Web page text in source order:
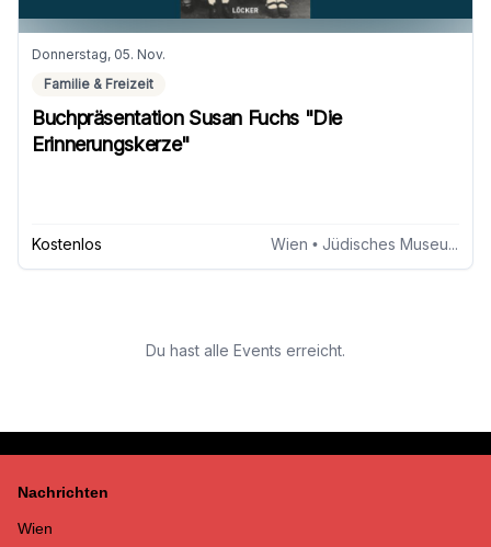
Donnerstag, 05. Nov.
Familie & Freizeit
Buchpräsentation Susan Fuchs "Die
Erinnerungskerze"
Kostenlos Wien • Jüdisches Museum Wien
Du hast alle Events erreicht.
Nachrichten
Wien